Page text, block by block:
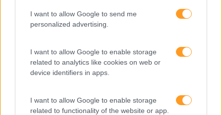
I want to allow Google to send me
personalized advertising.
I want to allow Google to enable storage
related to analytics like cookies on web or
device identifiers in apps.
I want to allow Google to enable storage
related to functionality of the website or app.
• Criação de um GPT personalizado
Formador
Facilitador que combina know-how com experiência
resposta a necessidades operacionais e potenciar a
aprendizagem.